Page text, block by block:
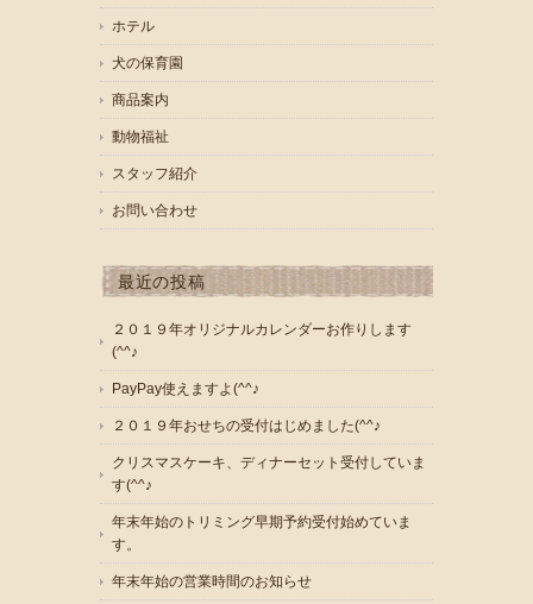
ホテル
犬の保育園
商品案内
動物福祉
スタッフ紹介
お問い合わせ
最近の投稿
２０１９年オリジナルカレンダーお作りします
(^^♪
PayPay使えますよ(^^♪
２０１９年おせちの受付はじめました(^^♪
クリスマスケーキ、ディナーセット受付していま
す(^^♪
年末年始のトリミング早期予約受付始めていま
す。
年末年始の営業時間のお知らせ